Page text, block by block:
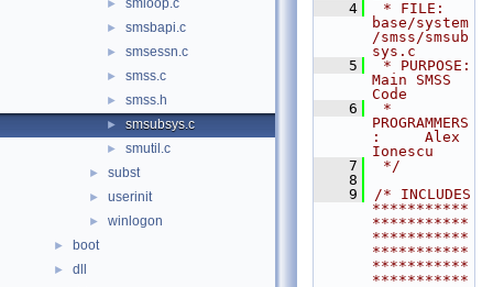
► smloop.c
► smsbapi.c
► smsessn.c
► smss.c
► smss.h
► smsubsys.c
► smutil.c
► subst
► userinit
► winlogon
► boot
► dll
    4
* FILE:
base/system
/smss/smsub
sys.c
    5
* PURPOSE:
Main SMSS
Code
    6
*
PROGRAMMERS
:     Alex
Ionescu
    7
*/
    8
    9
/* INCLUDES
***********
***********
***********
***********
***********
***********